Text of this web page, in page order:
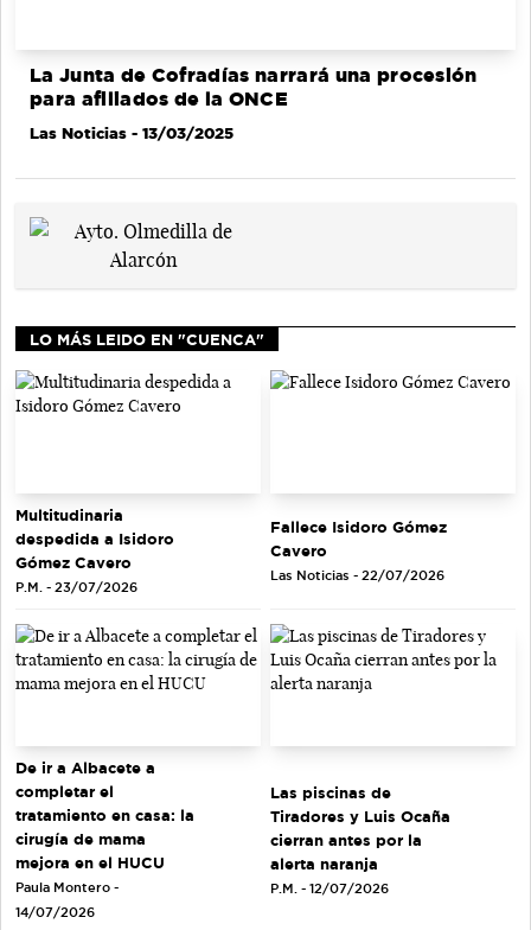
La Junta de Cofradías narrará una procesión
para afiliados de la ONCE
Las Noticias - 13/03/2025
LO MÁS LEIDO EN "CUENCA"
Multitudinaria
despedida a Isidoro
Gómez Cavero
P.M. - 23/07/2026
Fallece Isidoro Gómez
Cavero
Las Noticias - 22/07/2026
De ir a Albacete a
completar el
tratamiento en casa: la
cirugía de mama
mejora en el HUCU
Paula Montero -
14/07/2026
Las piscinas de
Tiradores y Luis Ocaña
cierran antes por la
alerta naranja
P.M. - 12/07/2026